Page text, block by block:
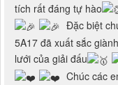
tích rất đáng tự hào
Đặc biệt
5A17 đã xuất sắc
lưới của giải đấu
Chúc các